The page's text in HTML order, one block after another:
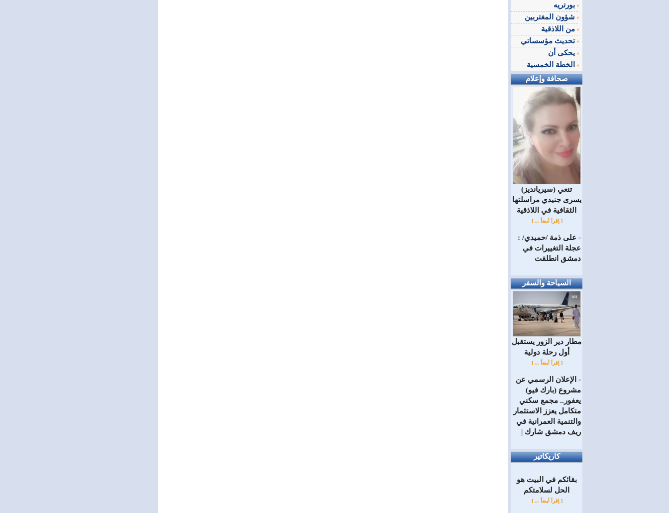
تحديث مؤسساتي
صحافة وإعلام
(سيريانديز) تنعي
يسرى جنيدي مراسلتها
الثقافية في اللاذقية
[ إقرأ أيضاً ... ]
= على ذمة /حميدي/ :
عجلة التغييرات في
دمشق انطلقت
السياحة والسفر
مطار دير الزور يستقبل
أول رحلة دولية
[ إقرأ أيضاً ... ]
=
الإعلان الرسمي عن
مشروع (بارك فيو)
يعفور.. مجمع سكني
متكامل يعزز الاستثمار
والتنمية العمرانية في
ريف دمشق شارك |
كاريكاتير
بقائكم في البيت هو
الحل لسلامتكم
[ إقرأ أيضاً ... ]